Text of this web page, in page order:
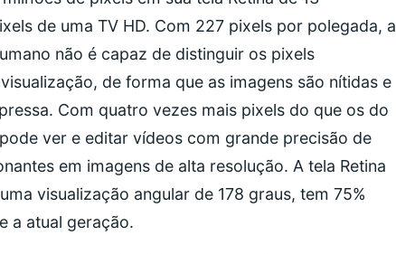
de uma TV HD. Com 227 pixels por polegada, a
não é capaz de distinguir os pixels
de forma que as imagens são nítidas e
Com quatro vezes mais pixels do que os do
ver e editar vídeos com grande precisão de
em imagens de alta resolução. A tela Retina
visualização angular de 178 graus, tem 75%
a atual geração.